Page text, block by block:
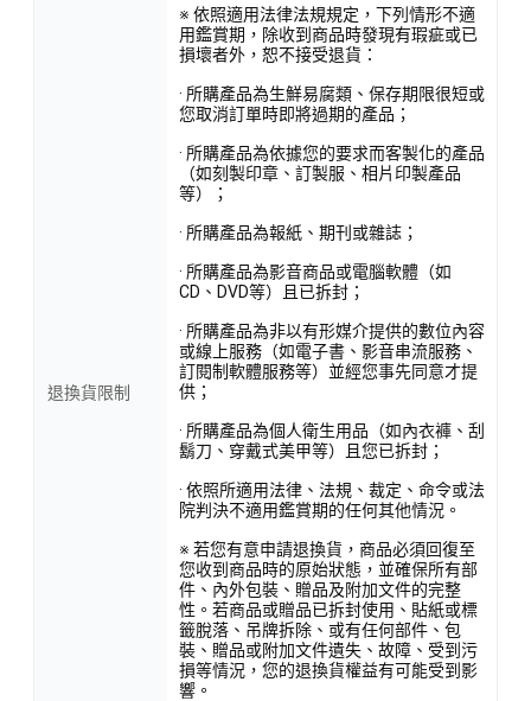
退換貨限制
※ 依照適用法律法規規定，下列情形不適
用鑑賞期，除收到商品時發現有瑕疵或已
損壞者外，恕不接受退貨：
· 所購產品為生鮮易腐類、保存期限很短或
您取消訂單時即將過期的產品；
· 所購產品為依據您的要求而客製化的產品
（如刻製印章、訂製服、相片印製產品
等）；
· 所購產品為報紙、期刊或雜誌；
· 所購產品為影音商品或電腦軟體（如
CD、DVD等）且已拆封；
· 所購產品為非以有形媒介提供的數位內容
或線上服務（如電子書、影音串流服務、
訂閱制軟體服務等）並經您事先同意才提
供；
· 所購產品為個人衛生用品（如內衣褲、刮
鬍刀、穿戴式美甲等）且您已拆封；
· 依照所適用法律、法規、裁定、命令或法
院判決不適用鑑賞期的任何其他情況。
※ 若您有意申請退換貨，商品必須回復至
您收到商品時的原始狀態，並確保所有部
件、內外包裝、贈品及附加文件的完整
性。若商品或贈品已拆封使用、貼紙或標
籤脫落、吊牌拆除、或有任何部件、包
裝、贈品或附加文件遺失、故障、受到污
損等情況，您的退換貨權益有可能受到影
響。